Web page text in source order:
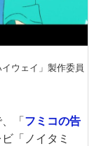
ウェイ」製作委員
「フミコの告
「ノイタミ